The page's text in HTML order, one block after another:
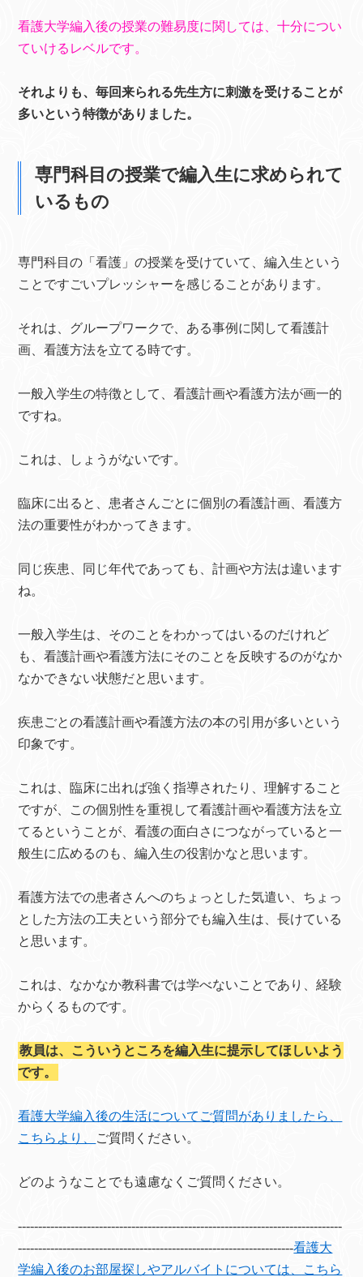
看護大学編入後の授業の難易度に関しては、十分につい
ていけるレベルです。
それよりも、毎回来られる先生方に刺激を受けることが
多いという特徴がありました。
専門科目の授業で編入生に求められて
いるもの
専門科目の「看護」の授業を受けていて、編入生という
ことですごいプレッシャーを感じることがあります。
それは、グループワークで、ある事例に関して看護計
画、看護方法を立てる時です。
一般入学生の特徴として、看護計画や看護方法が画一的
ですね。
これは、しょうがないです。
臨床に出ると、患者さんごとに個別の看護計画、看護方
法の重要性がわかってきます。
同じ疾患、同じ年代であっても、計画や方法は違います
ね。
一般入学生は、そのことをわかってはいるのだけれど
も、看護計画や看護方法にそのことを反映するのがなか
なかできない状態だと思います。
疾患ごとの看護計画や看護方法の本の引用が多いという
印象です。
これは、臨床に出れば強く指導されたり、理解すること
ですが、この個別性を重視して看護計画や看護方法を立
てるということが、看護の面白さにつながっていると一
般生に広めるのも、編入生の役割かなと思います。
看護方法での患者さんへのちょっとした気遣い、ちょっ
とした方法の工夫という部分でも編入生は、長けている
と思います。
これは、なかなか教科書では学べないことであり、経験
からくるものです。
教員は、こういうところを編入生に提示してほしいよう
です。
看護大学編入後の生活についてご質問がありましたら、
こちらより、 ご質問ください。
どのようなことでも遠慮なくご質問ください。
--------------------------------------------------------------------------------
--------------------------------------------------------------------看護大
学編入後のお部屋探しやアルバイトについては、こちら